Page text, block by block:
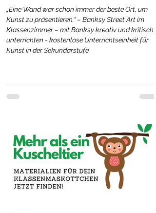
„Eine Wand war schon immer der beste Ort, um
Kunst zu präsentieren.“ – Banksy Street Art im
Klassenzimmer – mit Banksy kreativ und kritisch
unterrichten - kostenlose Unterrichtseinheit für
Kunst in der Sekundarstufe